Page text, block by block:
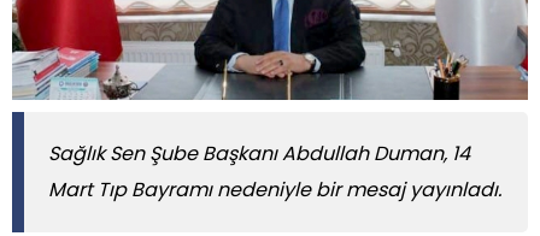
Sağlık Sen Şube Başkanı Abdullah Duman, 14
Mart Tıp Bayramı nedeniyle bir mesaj yayınladı.